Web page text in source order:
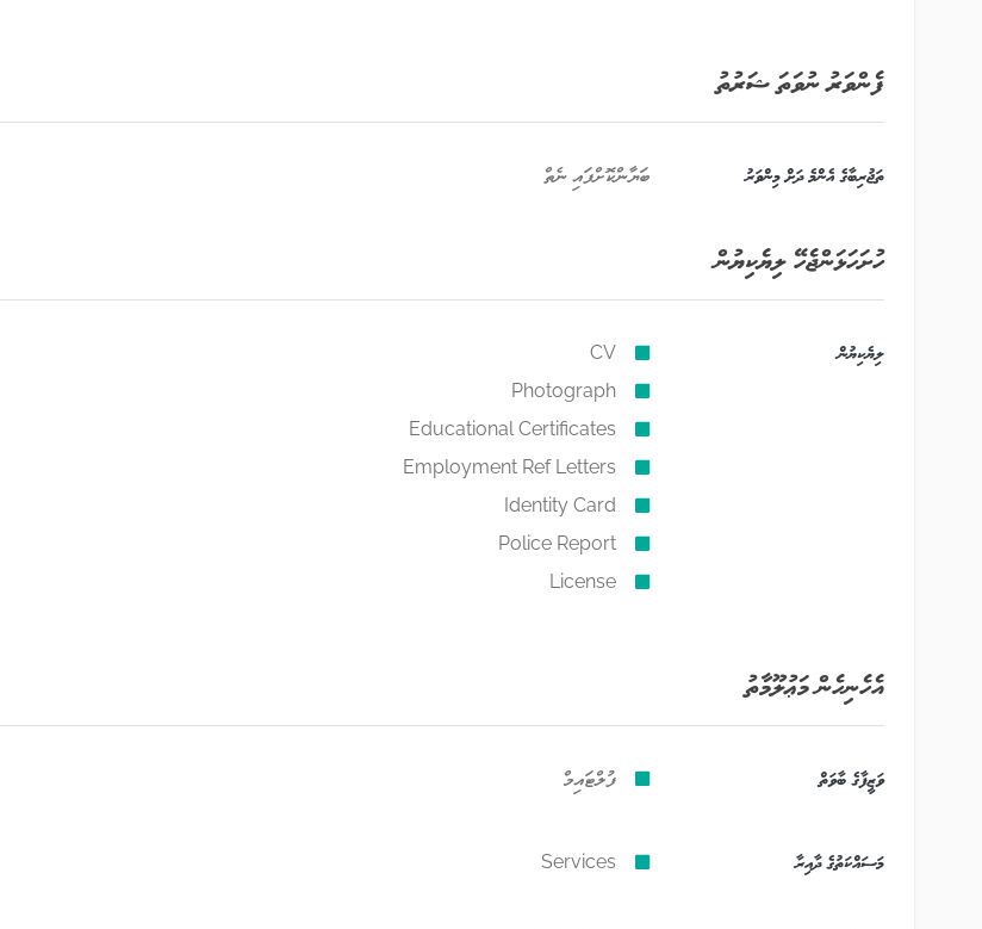
ފެންވަރު ނުވަތަ ޝަރުތު
ތަޖުރިބާގެ އެންމެ ދަށް މިންވަރު ބަޔާންކޮށްފައި ނެތް
ހުށަހަޅަންޖެހޭ ލިޔެކިޔުން
ލިޔެކިޔުން
CV
Photograph
Educational Certificates
Employment Ref Letters
Identity Card
Police Report
License
އެހެނިހެން މަޢުލޫމާތު
ވަޒީފާގެ ބާވަތް ފުލްޓައިމް
މަސައްކަތުގެ ދާއިރާ Services